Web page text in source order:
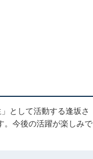
として活動する逢坂さ
。今後の活躍が楽しみで